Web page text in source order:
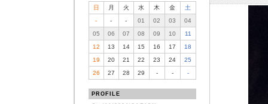
日 月 火 水 木 金
土
-
- - 01 02 03
04
05
06 07 08 09 10
11
12
13 14 15 16 17
18
19
20 21 22 23 24
25
26
27 28 29 - - -
PROFILE